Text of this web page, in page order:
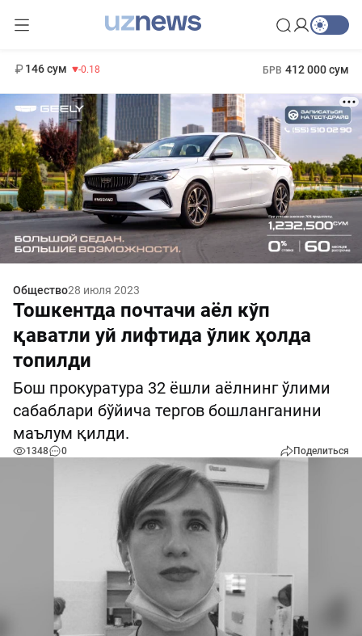
146 сум -0.18 БРВ 412 000 сум
Общество28 июля 2023
Тошкентда почтачи аёл кўп
қаватли уй лифтида ўлик ҳолда
топилди
Бош прокуратура 32 ёшли аёлнинг ўлими
сабаблари бўйича тергов бошланганини
маълум қилди.
1348 0 Поделиться